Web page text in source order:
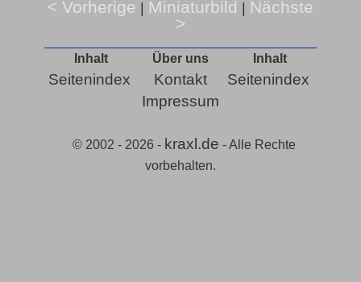
< Vorherige Miniaturbild
Nächste
>
Inhalt
Seitenindex
Über uns
Kontakt
Impressum
Inhalt
Seitenindex
© 2002 - 2026 - kraxl.de - Alle Rechte
vorbehalten.